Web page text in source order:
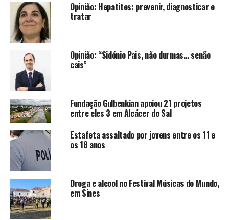
Opinião: Hepatites: prevenir, diagnosticar e
tratar
Opinião: “Sidónio Pais, não durmas… senão
cais”
Fundação Gulbenkian apoiou 21 projetos
entre eles 3 em Alcácer do Sal
Estafeta assaltado por jovens entre os 11 e
os 18 anos
Droga e alcool no Festival Músicas do Mundo,
em Sines